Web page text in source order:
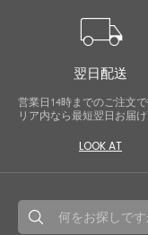
local_shipping
翌日配送
営業日14時までのご注文
リア内なら最短翌日お届け
LOOK AT